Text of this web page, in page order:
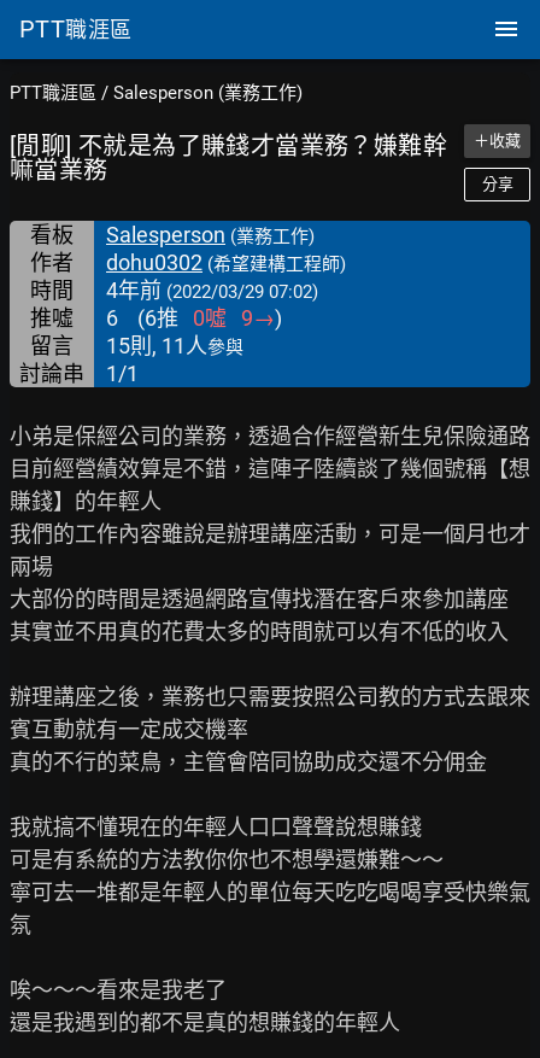
PTT職涯區
PTT職涯區 / Salesperson (業務工作)
[閒聊] 不就是為了賺錢才當業務？嫌難幹
嘛當業務
＋收藏
分享
看板 Salesperson (業務工作)
作者 dohu0302 (希望建構工程師)
時間 4年前 (2022/03/29 07:02)
推噓 6 (6推 0噓 9→)
留言
15則, 11人參與
討論串 1/1
小弟是保經公司的業務，透過合作經營新生兒保險通路
目前經營績效算是不錯，這陣子陸續談了幾個號稱【想
賺錢】的年輕人
我們的工作內容雖說是辦理講座活動，可是一個月也才
兩場
大部份的時間是透過網路宣傳找潛在客戶來參加講座
其實並不用真的花費太多的時間就可以有不低的收入
辦理講座之後，業務也只需要按照公司教的方式去跟來
賓互動就有一定成交機率
真的不行的菜鳥，主管會陪同協助成交還不分佣金
我就搞不懂現在的年輕人口口聲聲說想賺錢
可是有系統的方法教你你也不想學還嫌難～～
寧可去一堆都是年輕人的單位每天吃吃喝喝享受快樂氣
氛
唉～～～看來是我老了
還是我遇到的都不是真的想賺錢的年輕人